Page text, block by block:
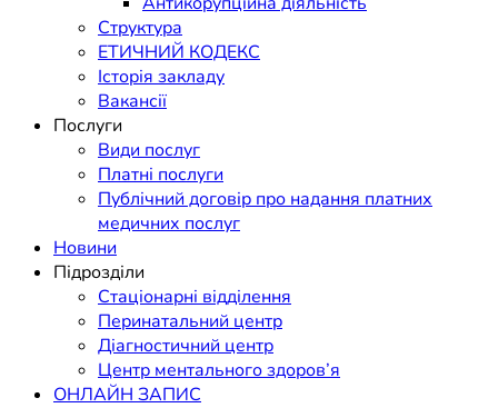
Структура
ЕТИЧНИЙ КОДЕКС
Історія закладу
Вакансії
Послуги
Види послуг
Платні послуги
Публічний договір про надання платних
медичних послуг
Новини
Підрозділи
Стаціонарні відділення
Перинатальний центр
Діагностичний центр
Центр ментального здоров’я
ОНЛАЙН ЗАПИС